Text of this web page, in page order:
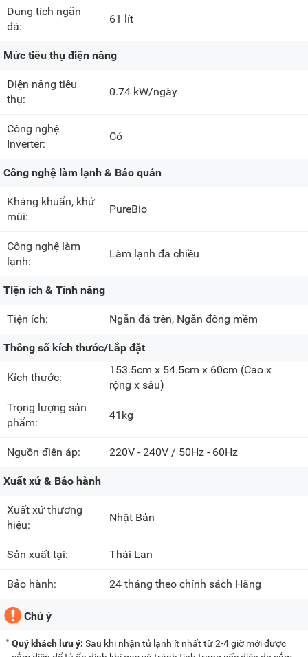
Dung tích ngăn
đá:
61 lít
Mức tiêu thụ điện năng
Điện năng tiêu
thụ:
0.74 kW/ngày
Công nghệ
Inverter:
Có
Công nghệ làm lạnh & Bảo quản
Kháng khuẩn, khử
mùi:
PureBio
Công nghệ làm
lạnh:
Làm lạnh đa chiều
Tiện ích & Tính năng
Tiện ích: Ngăn đá trên, Ngăn đông mềm
Thông số kích thước/Lắp đặt
Kích thước:
153.5cm x 54.5cm x 60cm (Cao x
rộng x sâu)
Trọng lượng sản
phẩm:
41kg
Nguồn điện áp: 220V - 240V / 50Hz - 60Hz
Xuất xứ & Bảo hành
Xuất xứ thương
hiệu:
Nhật Bản
Sản xuất tại: Thái Lan
Bảo hành: 24 tháng theo chính sách Hãng
Chú ý
Quý khách lưu ý: Sau khi nhận tủ lạnh ít nhất từ 2-4 giờ mới được